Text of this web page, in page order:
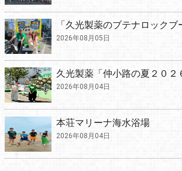
「久光製薬のブテナロックブ
2026年08月05日
久光製薬「仲小路の夏２０
2026年08月04日
本荘マリーナ海水浴場
2026年08月04日